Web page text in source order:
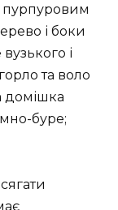
пурпуровим
і боки
і
та воло
домішка
буре;